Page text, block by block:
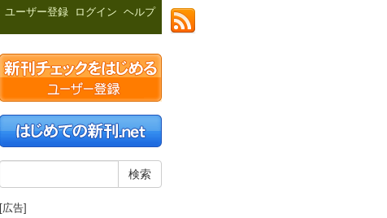
ユーザー登録 ログイン ヘルプ
[広告]